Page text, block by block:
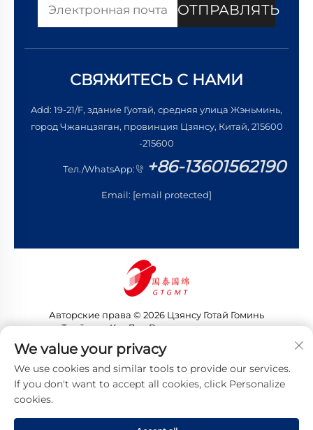
ОТПРАВЛЯТЬ
СВЯЖИТЕСЬ С НАМИ
Add: 19-21/F, здание Гуотай, средняя улица Жэньминь,
город Чжанцзяган, провинция Цзянсу, Китай, 215600
-215600
Тел./WhatsApp: +86-13601562190
Email: [email protected]
Авторские права © 2026 Цзянсу Готай Гоминь
Трейдинг Ко., Лтд. Все права защищены
Политика конфиденциальности
We value your privacy
We use cookies and similar tools to provide our services.
If you don't want to accept all cookies, click Personalize
cookies.